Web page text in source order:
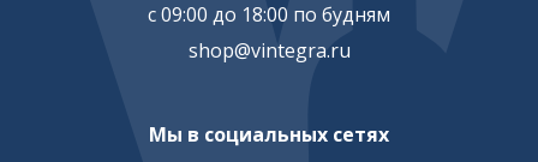
с 09:00 до 18:00 по будням
shop@vintegra.ru
Мы в социальных сетях